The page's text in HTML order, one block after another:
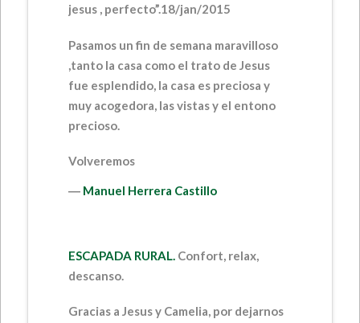
jesus , perfecto”.18/jan/2015
Pasamos un fin de semana maravilloso
,tanto la casa como el trato de Jesus
fue esplendido, la casa es preciosa y
muy acogedora, las vistas y el entono
precioso.
Volveremos
― Manuel Herrera Castillo
ESCAPADA RURAL. Confort, relax,
descanso.
Gracias a Jesus y Camelia, por dejarnos